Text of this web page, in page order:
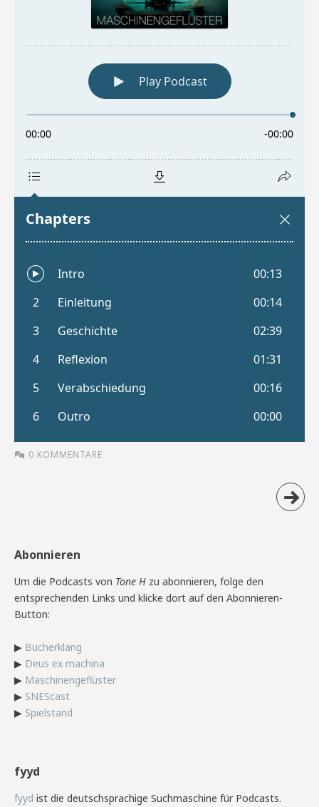
0 KOMMENTARE
Abonnieren
Um die Podcasts von Tone H zu abonnieren, folge den
entsprechenden Links und klicke dort auf den Abonnieren-
Button:
▶ Bücherklang
▶ Deus ex machina
▶ Maschinengeflüster
▶ SNEScast
▶ Spielstand
fyyd
fyyd ist die deutschsprachige Suchmaschine für Podcasts.